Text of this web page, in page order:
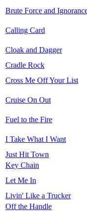
Brute Force and
Calling Card
Cloak and Dagger
Cradle Rock
Cross Me Off Your List
Cruise On Out
Fuel to the Fire
I Take What I Want
Just Hit Town
Key Chain
Let Me In
Livin' Like a Trucker
Off the Handle